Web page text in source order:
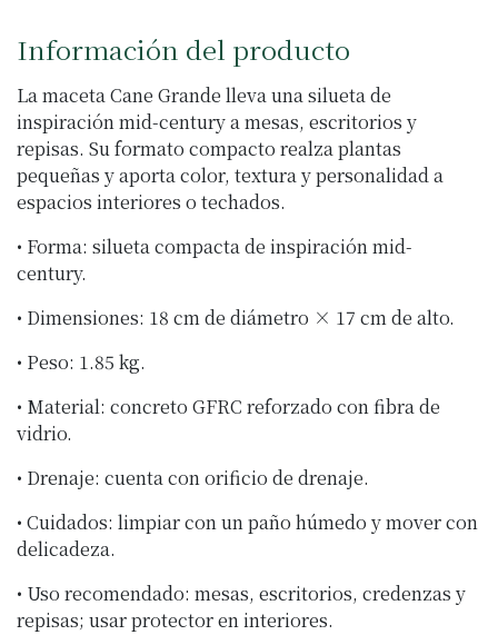
Información del producto
La maceta Cane Grande lleva una silueta de
inspiración mid-century a mesas, escritorios y
repisas. Su formato compacto realza plantas
pequeñas y aporta color, textura y personalidad a
espacios interiores o techados.
• Forma: silueta compacta de inspiración mid-
century.
• Dimensiones: 18 cm de diámetro × 17 cm de alto.
• Peso: 1.85 kg.
• Material: concreto GFRC reforzado con fibra de
vidrio.
• Drenaje: cuenta con orificio de drenaje.
• Cuidados: limpiar con un paño húmedo y mover con
delicadeza.
• Uso recomendado: mesas, escritorios, credenzas y
repisas; usar protector en interiores.